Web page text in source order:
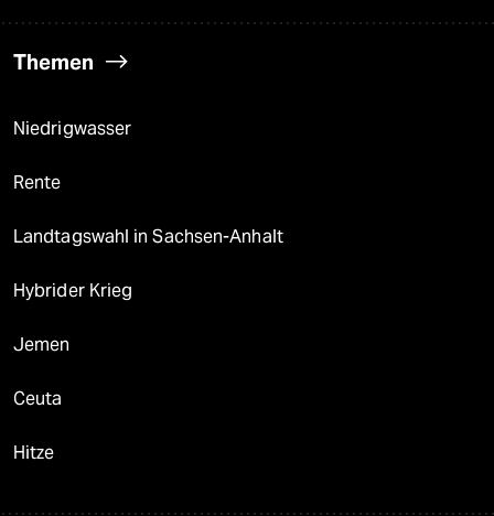
Themen
Niedrigwasser
Rente
Landtagswahl in Sachsen-Anhalt
Hybrider Krieg
Jemen
Ceuta
Hitze